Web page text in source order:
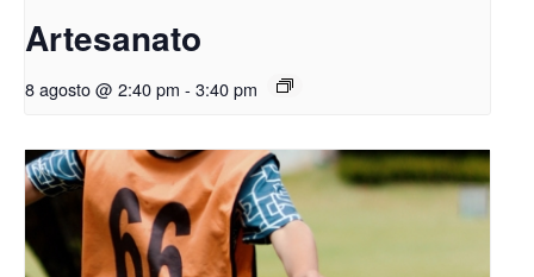
Artesanato
8 agosto @ 2:40 pm - 3:40 pm